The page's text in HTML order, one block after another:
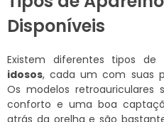
Disponíveis
Existem diferentes tipos de
idosos, cada um com suas
Os modelos retroauriculares
conforto e uma boa
atrás da orelha e são